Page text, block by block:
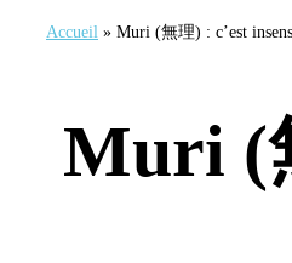
Accueil » Muri (無理) : c’est
Muri (